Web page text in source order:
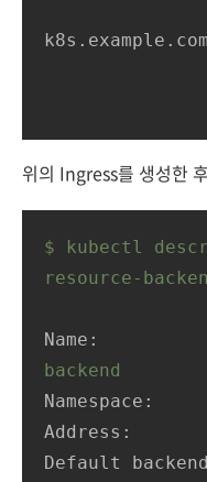
k8s.example.com
위의 Ingress를 생성한
$ kubectl
resource-
Name:
backend
Namespace:
Address:
Default